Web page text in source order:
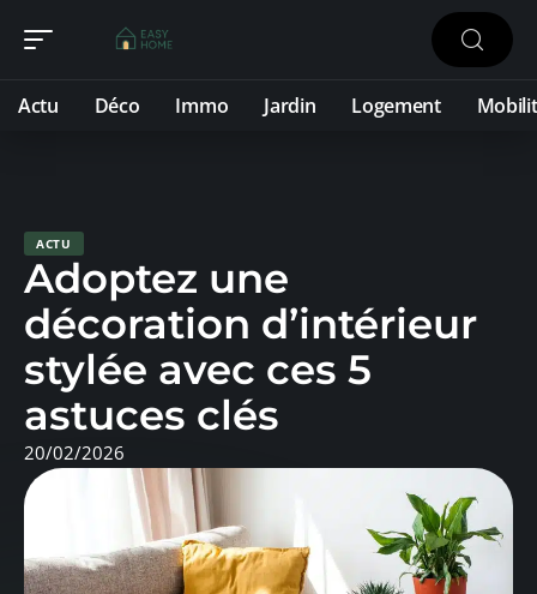
Actu Déco Immo Jardin Logement
ACTU
Adoptez une
décoration d’intérieur
stylée avec ces 5
astuces clés
20/02/2026